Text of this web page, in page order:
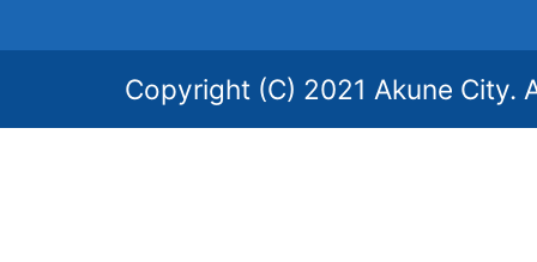
Copyright (C) 2021 Akune City.